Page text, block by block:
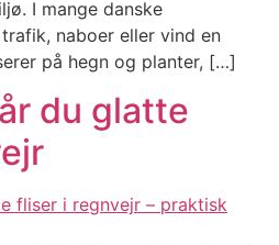
I mange danske
naboer eller vind en
på hegn og planter, […]
du glatte